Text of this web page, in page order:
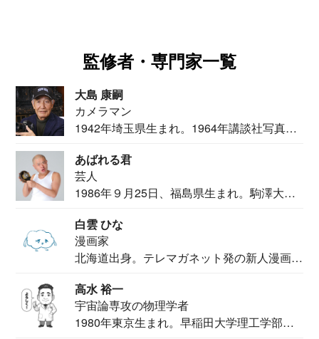
監修者・専門家一覧
大島 康嗣
カメラマン
1942年埼玉県生まれ。1964年講談社写真部
あばれる君
芸人
1986年９月25日、福島県生まれ。駒澤大学
白雲 ひな
漫画家
北海道出身。テレマガネット発の新人漫画
高水 裕一
宇宙論専攻の物理学者
1980年東京生まれ。早稲田大学理工学部物